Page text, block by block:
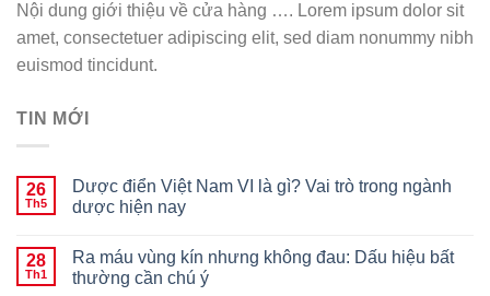
Nội dung giới thiệu về cửa hàng …. Lorem ipsum dolor sit
amet, consectetuer adipiscing elit, sed diam nonummy nibh
euismod tincidunt.
TIN MỚI
26
Th5
Dược điển Việt Nam VI là gì? Vai trò trong ngành
dược hiện nay
28
Th1
Ra máu vùng kín nhưng không đau: Dấu hiệu bất
thường cần chú ý